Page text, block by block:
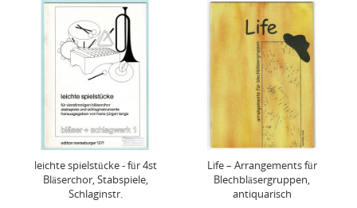
leichte spielstücke - für 4st
Bläserchor, Stabspiele,
Schlaginstr.
Life – Arrangements für
Blechbläsergruppen,
antiquarisch